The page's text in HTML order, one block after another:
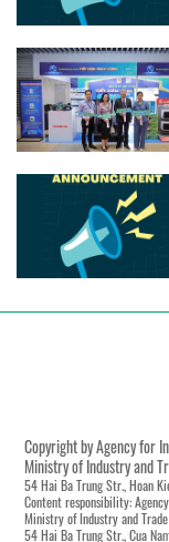
Copyright by Agency for
Ministry of Industry and
54 Hai Ba Trung Str., Hoan
Content responsibility:
Ministry of Industry and Trade
54 Hai Ba Trung Str., Cua